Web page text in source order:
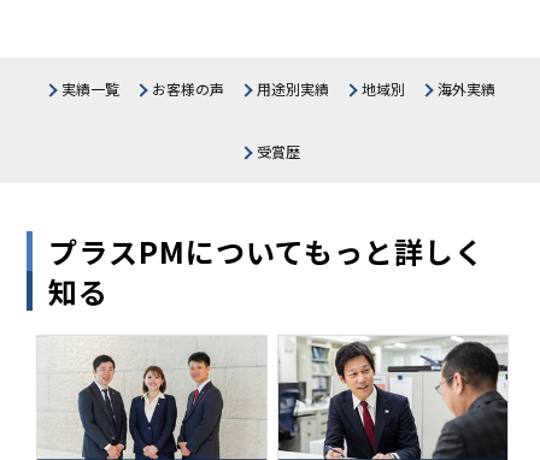
実績一覧 お客様の声 用途別実績
生産・物流施設 公共施設
地域別
関東 中部
海外実績
受賞歴
プラスPMについてもっと詳しく
知る